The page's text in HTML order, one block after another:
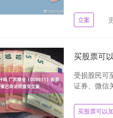
立案
买股票可
受损股民可
证券、微信
买股票可以